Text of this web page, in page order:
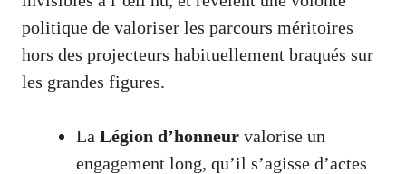
politique de valoriser les parcours méritoires
hors des projecteurs habituellement braqués sur
les grandes figures.
La Légion d’honneur valorise un
engagement long, qu’il s’agisse d’actes